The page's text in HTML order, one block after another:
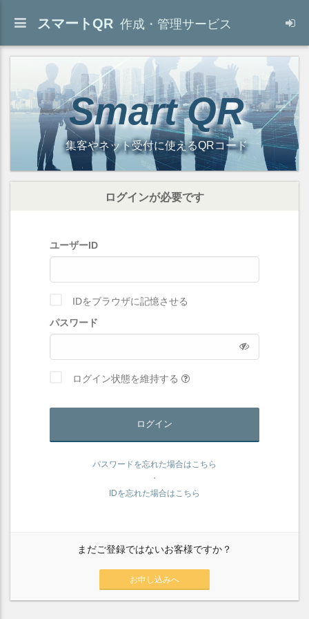
スマートQR 作成・管理サービス
Smart QR
集客やネット受付に使えるQRコード
ログインが必要です
ユーザーID
IDをブラウザに記憶させる
パスワード
ログイン状態を維持する
ログイン
パスワードを忘れた場合はこちら
・
IDを忘れた場合はこちら
まだご登録ではないお客様ですか？
お申し込みへ